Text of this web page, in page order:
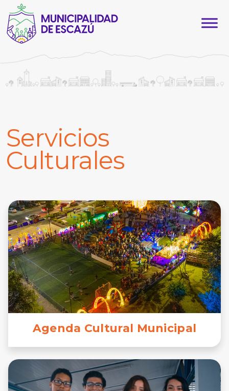
Servicios
Culturales
Agenda Cultural Municipal